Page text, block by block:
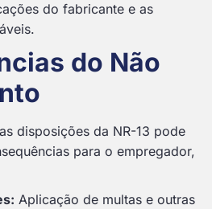
do fabricante e as
do Não
disposições da NR-13 pode
para o empregador,
Aplicação de multas e outras